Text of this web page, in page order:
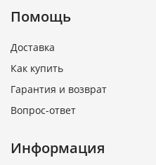
Помощь
Доставка
Как купить
Гарантия и возврат
Вопрос-ответ
Информация